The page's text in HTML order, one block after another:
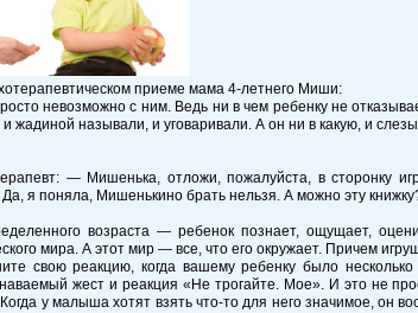
приеме мама 4-летнего Миши:
невозможно с ним. Ведь ни в чем ребенку не
и жадиной называли, и уговаривали. А он ни в какую, и
— Мишенька, отложи, пожалуйста, в сторонку
я поняла, Мишенькино брать нельзя. А можно эту
возраста — ребенок познает, ощущает,
мира. А этот мир — все, что его окружает. Причем
свою реакцию, когда вашему ребенку было
жест и реакция «Не трогайте. Мое». И это не
у малыша хотят взять что-то для него значимое, он